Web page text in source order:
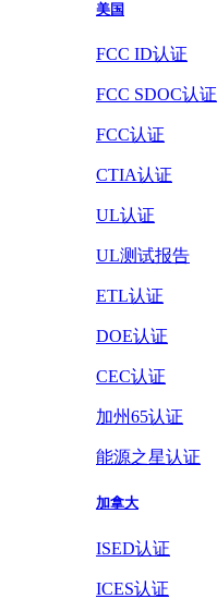
美国
FCC ID认证
FCC SDOC认证
FCC认证
CTIA认证
UL认证
UL测试报告
ETL认证
DOE认证
CEC认证
加州65认证
能源之星认证
加拿大
ISED认证
ICES认证